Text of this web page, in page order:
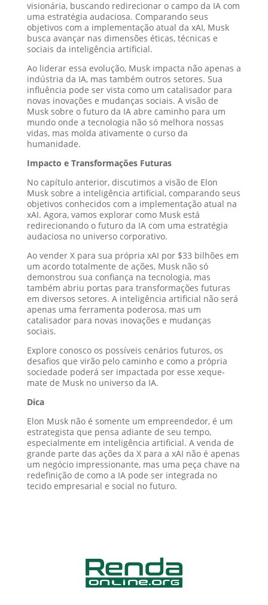
visionária, buscando redirecionar o campo da IA com
uma estratégia audaciosa. Comparando seus
objetivos com a implementação atual da xAI, Musk
busca avançar nas dimensões éticas, técnicas e
sociais da inteligência artificial.
Ao liderar essa evolução, Musk impacta não apenas a
indústria da IA, mas também outros setores. Sua
influência pode ser vista como um catalisador para
novas inovações e mudanças sociais. A visão de
Musk sobre o futuro da IA abre caminho para um
mundo onde a tecnologia não só melhora nossas
vidas, mas molda ativamente o curso da
humanidade.
Impacto e Transformações Futuras
No capítulo anterior, discutimos a visão de Elon
Musk sobre a inteligência artificial, comparando seus
objetivos conhecidos com a implementação atual na
xAI. Agora, vamos explorar como Musk está
redirecionando o futuro da IA com uma estratégia
audaciosa no universo corporativo.
Ao vender X para sua própria xAI por $33 bilhões em
um acordo totalmente de ações, Musk não só
demonstrou sua confiança na tecnologia, mas
também abriu portas para transformações futuras
em diversos setores. A inteligência artificial não será
apenas uma ferramenta poderosa, mas um
catalisador para novas inovações e mudanças
sociais.
Explore conosco os possíveis cenários futuros, os
desafios que virão pelo caminho e como a própria
sociedade poderá ser impactada por esse xeque-
mate de Musk no universo da IA.
Dica
Elon Musk não é somente um empreendedor, é um
estrategista que pensa adiante de seu tempo,
especialmente em inteligência artificial. A venda de
grande parte das ações da X para a xAI não é apenas
um negócio impressionante, mas uma peça chave na
redefinição de como a IA pode ser integrada no
tecido empresarial e social no futuro.